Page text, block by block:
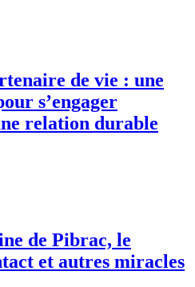
de vie : une
s’engager
relation durable
de Pibrac, le
et autres miracles